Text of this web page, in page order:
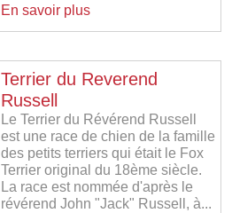
En savoir plus
Terrier du Reverend
Russell
Le Terrier du Révérend Russell
est une race de chien de la famille
des petits terriers qui était le Fox
Terrier original du 18ème siècle.
La race est nommée d'après le
révérend John "Jack" Russell, à...